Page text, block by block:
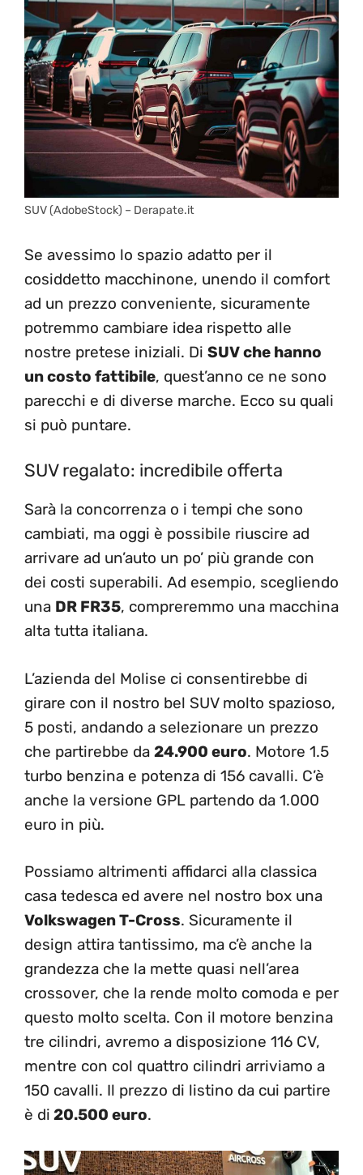
SUV (AdobeStock) – Derapate.it
Se avessimo lo spazio adatto per il
cosiddetto macchinone, unendo il comfort
ad un prezzo conveniente, sicuramente
potremmo cambiare idea rispetto alle
nostre pretese iniziali. Di SUV che hanno
un costo fattibile, quest’anno ce ne sono
parecchi e di diverse marche. Ecco su quali
si può puntare.
SUV regalato: incredibile offerta
Sarà la concorrenza o i tempi che sono
cambiati, ma oggi è possibile riuscire ad
arrivare ad un’auto un po’ più grande con
dei costi superabili. Ad esempio, scegliendo
una DR FR35, compreremmo una macchina
alta tutta italiana.
L’azienda del Molise ci consentirebbe di
girare con il nostro bel SUV molto spazioso,
5 posti, andando a selezionare un prezzo
che partirebbe da 24.900 euro. Motore 1.5
turbo benzina e potenza di 156 cavalli. C’è
anche la versione GPL partendo da 1.000
euro in più.
Possiamo altrimenti affidarci alla classica
casa tedesca ed avere nel nostro box una
Volkswagen T-Cross. Sicuramente il
design attira tantissimo, ma c’è anche la
grandezza che la mette quasi nell’area
crossover, che la rende molto comoda e per
questo molto scelta. Con il motore benzina
tre cilindri, avremo a disposizione 116 CV,
mentre con col quattro cilindri arriviamo a
150 cavalli. Il prezzo di listino da cui partire
è di 20.500 euro.